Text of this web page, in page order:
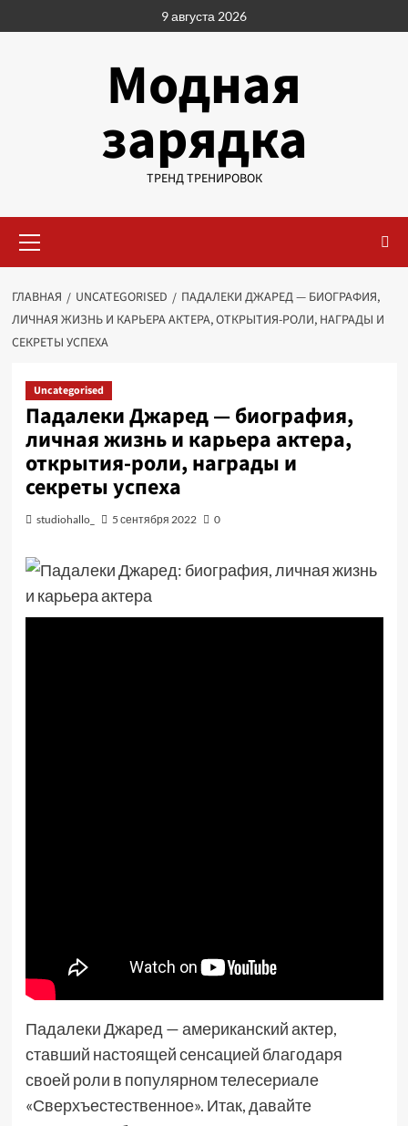
к
9 августа 2026
Модная
зарядка
ТРЕНД ТРЕНИРОВОК
меню
ГЛАВНАЯ UNCATEGORISED
ПАДАЛЕКИ ДЖАРЕД — БИОГРАФИЯ,
ЛИЧНАЯ ЖИЗНЬ И КАРЬЕРА АКТЕРА, ОТКРЫТИЯ-РОЛИ, НАГРАДЫ И
СЕКРЕТЫ УСПЕХА
Uncategorised
Падалеки Джаред — биография,
личная жизнь и карьера актера,
открытия-роли, награды и
секреты успеха
studiohallo_ 5 сентября 2022 0
Падалеки Джаред — американский актер,
ставший настоящей сенсацией благодаря
своей роли в популярном телесериале
«Сверхъестественное». Итак, давайте